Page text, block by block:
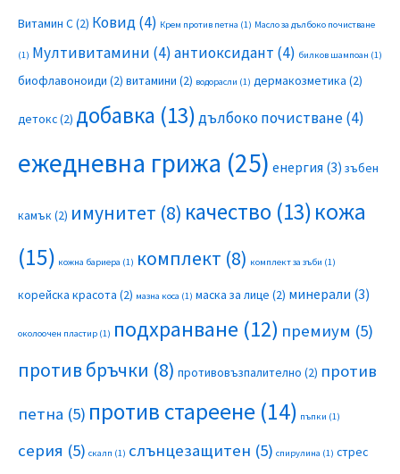
Витамин С(2) Ковид(4) Крем против петна (1) Масло за дълбоко почистване
(1) Мултивитамини (4)антиоксидант (4) билков шампоан (1)
биофлавоноиди (2) витамини (2) водорасли (1) дермакозметика (2)
детокс(2) добавка (13)дълбоко почистване(4)
ежедневна грижа (25) енергия (3) зъбен
камък(2) имунитет (8) качество (13)кожа
(15) кожна бариера (1) комплект (8) комплект за зъби (1)
корейска красота (2) мазна коса (1) маска за лице (2) минерали (3)
околоочен пластир (1) подхранване (12) премиум (5)
против бръчки (8) противовъзпалително (2) против
петна (5) против стареене (14) пъпки (1)
серия (5) скалп (1) слънцезащитен (5) спирулина (1) стрес